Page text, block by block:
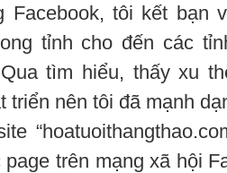
Facebook, tôi kết bạn
tỉnh cho đến các
tìm hiểu, thấy xu
triển nên tôi đã mạnh
page trên mạng xã hội